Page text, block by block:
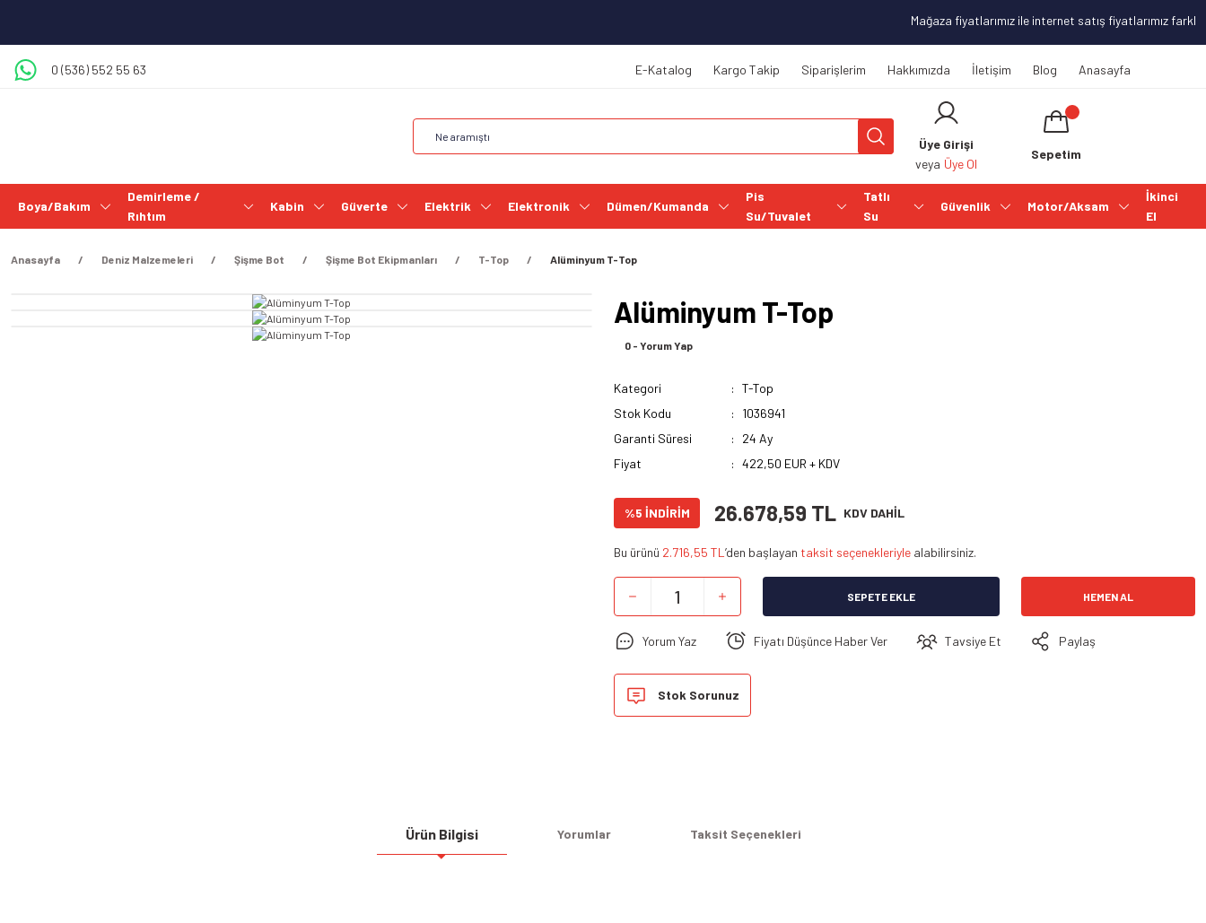
Mağaza fiyatlarımız ile internet satış fiyatlarımız
0 (536) 552 55 63 E-Katalog Kargo Takip Siparişlerim Hakkımızda İletişim Blog Anasayfa
Üye Girişi
veya Üye Ol
Sepetim
Boya/Bakım
Demirleme /
Rıhtım
Kabin Güverte Elektrik Elektronik Dümen/Kumanda
Pis
Su/Tuvalet
Tatlı
Su
Güvenlik Motor/Aksam
İkinci
El
Anasayfa Deniz Malzemeleri Şişme Bot Şişme Bot Ekipmanları T-Top Alüminyum T-Top
Alüminyum T-Top
0 - Yorum Yap
Kategori
T-Top
Stok Kodu
1036941
Garanti Süresi
24 Ay
Fiyat
422,50 EUR + KDV
%5 İNDİRİM 26.678,59 TL KDV DAHİL
Bu ürünü 2.716,55 TL ’den başlayan taksit seçenekleriyle alabilirsiniz.
SEPETE EKLE HEMEN AL
Yorum Yaz Fiyatı Düşünce Haber Ver Tavsiye Et Paylaş
Stok Sorunuz
Ürün Bilgisi Yorumlar Taksit Seçenekleri